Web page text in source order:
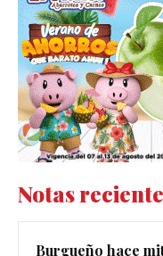
Notas
Burgueño hace